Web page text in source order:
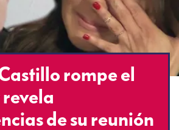
rompe el
de su reunión